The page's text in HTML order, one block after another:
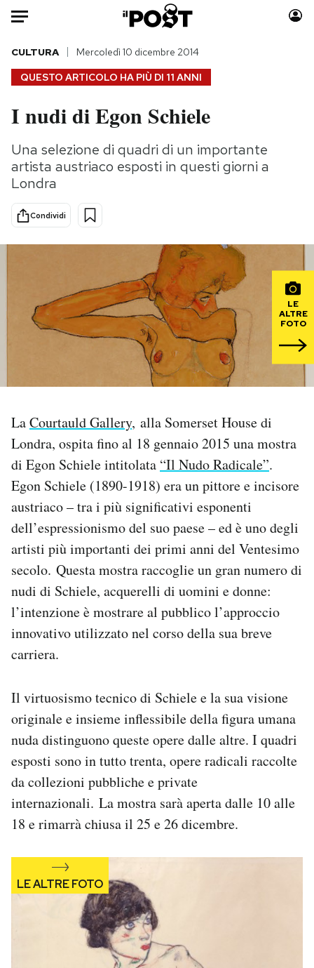
Auto
HOME
Italia
Politica
Scienza
Moda
Consumismi
Storie/Idee
Altrecose
Mondiali calcio 2026
NEWSLETTER
SHOP
CALENDARIO
AREA PERSONALE
Notifiche mobile
Regala il Post
Esci
QUESTO ARTICOLO HA PIÙ DI 11 ANNI
CULTURA Mercoledì 10 dicembre 2014
I nudi di Egon Schiele
Una selezione di quadri di un importante
artista austriaco esposti in questi giorni a
Londra
Condividi
LE
ALTRE
FOTO
LaCourtauld Gallery, alla Somerset House di
Londra, ospita fino al 18 gennaio 2015 una mostra
di Egon Schiele intitolata “Il Nudo Radicale”.
Egon Schiele (1890-1918) era un pittore e incisore
austriaco – tra i più significativi esponenti
dell’espressionismo del suo paese – ed è uno degli
artisti più importanti dei primi anni del Ventesimo
secolo. Questa mostra raccoglie un gran numero di
nudi di Schiele, acquerelli di uomini e donne:
l’intenzione è mostrare al pubblico l’approccio
innovativo utilizzato nel corso della sua breve
carriera.
Il virtuosismo tecnico di Schiele e la sua visione
originale e insieme inflessibile della figura umana
nuda distinguono queste opere dalle altre. I quadri
esposti sono in tutto trenta, opere radicali raccolte
da collezioni pubbliche e private
internazionali. La mostra sarà aperta dalle 10 alle
18 e rimarrà chiusa il 25 e 26 dicembre.